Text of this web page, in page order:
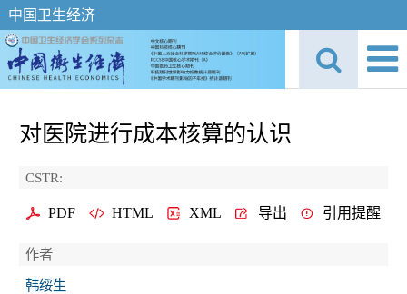
中国卫生经济
对医院进行成本核算的认识
CSTR:
PDF HTML XML 导出 引用提醒
作者
韩绥生